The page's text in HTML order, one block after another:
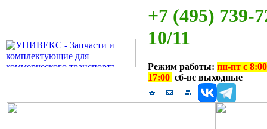
+7 (495) 739-
10/11
Режим работы: пн-пт с
17:00 сб-вс выходные